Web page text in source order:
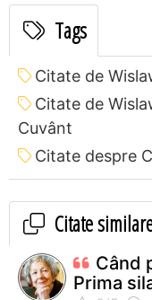
Tags
Citate de
Citate de
Cuvânt
Citate despre
Citate
Când
Prima